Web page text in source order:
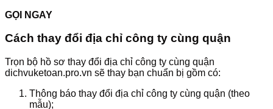
GỌI NGAY
Cách thay đổi địa chỉ công ty cùng quận
Trọn bộ hồ sơ thay đổi địa chỉ công ty cùng quận
dichvuketoan.pro.vn sẽ thay bạn chuẩn bị gồm có:
Thông báo thay đổi địa chỉ công ty cùng quận (theo
mẫu);